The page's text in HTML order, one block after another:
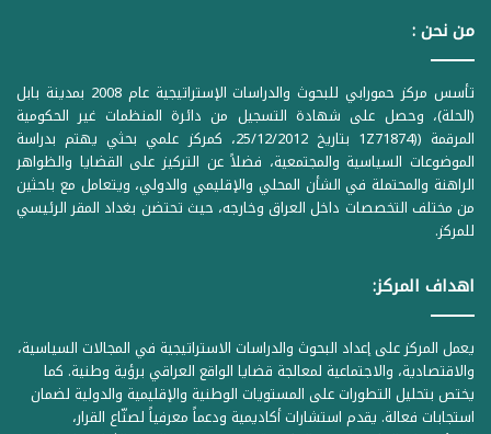
من نحن :
تأسس مركز حمورابي للبحوث والدراسات الإستراتيجية عام 2008 بمدينة بابل
(الحلة)، وحصل على شهادة التسجيل من دائرة المنظمات غير الحكومية
المرقمة ((1Z71874 بتاريخ 25/12/2012، كمركز علمي بحثي يهتم بدراسة
الموضوعات السياسية والمجتمعية، فضلاً عن التركيز على القضايا والظواهر
الراهنة والمحتملة في الشأن المحلي والإقليمي والدولي، ويتعامل مع باحثين
من مختلف التخصصات داخل العراق وخارجه، حيث تحتضن بغداد المقر الرئيسي
للمركز.
اهداف المركز:
يعمل المركز على إعداد البحوث والدراسات الاستراتيجية في المجالات السياسية،
والاقتصادية، والاجتماعية لمعالجة قضايا الواقع العراقي برؤية وطنية. كما
يختص بتحليل التطورات على المستويات الوطنية والإقليمية والدولية لضمان
استجابات فعالة. يقدم استشارات أكاديمية ودعماً معرفياً لصنّاع القرار،